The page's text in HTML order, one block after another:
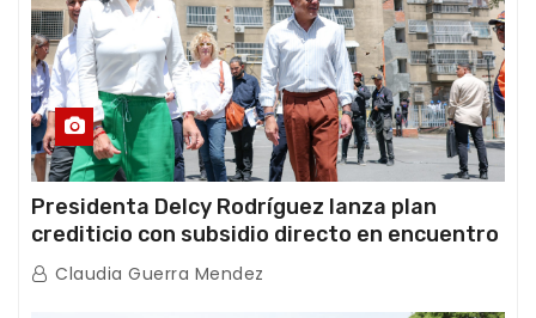
Presidenta Delcy Rodríguez lanza plan
crediticio con subsidio directo en encuentro
con Juntas de Condominio
Claudia Guerra Mendez